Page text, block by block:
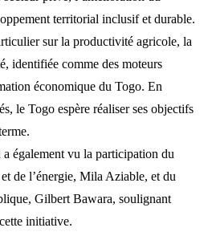
territorial inclusif et durable.
sur la productivité agricole, la
identifiée comme des moteurs
économique du Togo. En
le Togo espère réaliser ses objectifs
également vu la participation du
de l’énergie, Mila Aziable, et du
Gilbert Bawara, soulignant
initiative.